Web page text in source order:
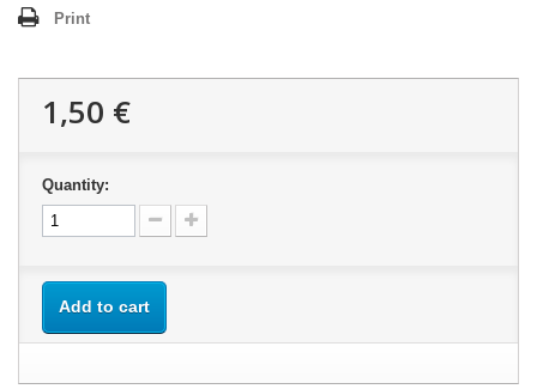
Print
1,50 €
Quantity:
Add to cart